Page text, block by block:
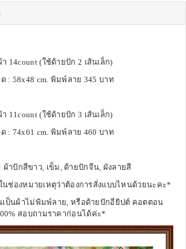
14count (ใช้ด้ายปัก 2 เส้นเล็ก)
: 58x48 cm. พิมพ์ลาย 345 บาท
11count (ใช้ด้ายปัก 3 เส้นเล็ก)
: 74x61 cm. พิมพ์ลาย 460 บาท
าปักสีขาว, เข็ม, ด้ายปักจีน, ผังลายสี
ช่องหมายเหตุว่าต้องการสั่งแบบไหนด้วยนะคะ*
เป็นผ้าไม่พิมพ์ลาย, หรือด้ายปักอียิปต์ คอตตอน
สอบถามราคาก่อนได้ค่ะ*